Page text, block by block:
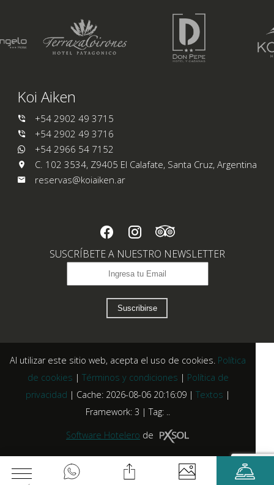
Koi Aiken
+54 2902 49 3715
+54 2902 49 3716
+54 2966 54 7152
C. 102 3534, Z9405 El Calafate, Santa Cruz, Argentina
reservas@koiaiken.ar
SUSCRÍBETE A NUESTRO NEWSLETTER
Suscribirse
Al utilizar este sitio web, acepta el uso de cookies. Política
de cookies | Términos y condiciones | Política de
privacidad | Cache: 2026-08-06 20:16:09 | Textos |
Framework: 3 |Tag: ..
Software Hotelero de